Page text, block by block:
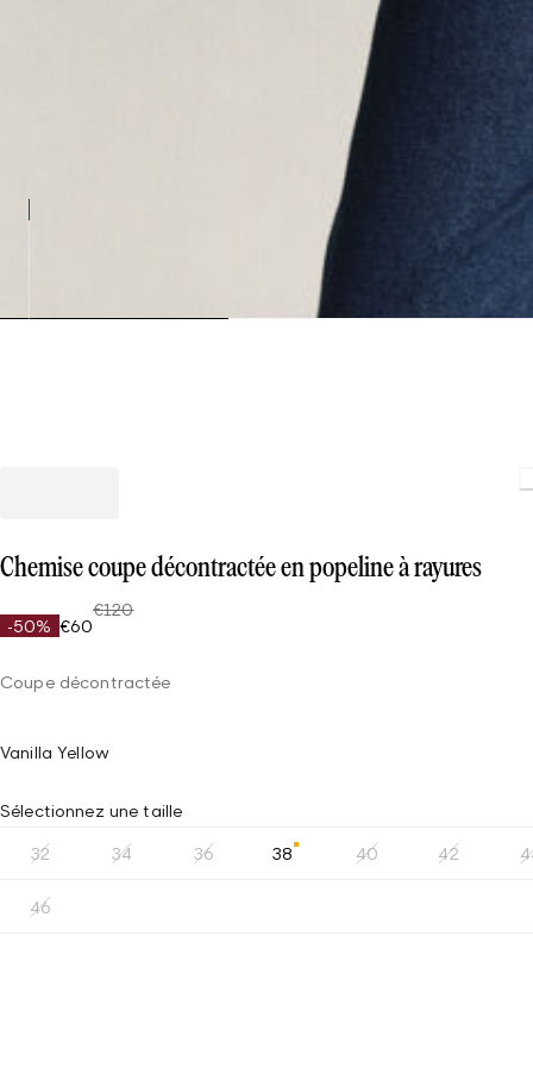
Chemise coupe décontractée en popeline à rayures
-50% €60
€120
Coupe décontractée
Vanilla Yellow
Sélectionnez une taille
32 34 36 38 40 42
46